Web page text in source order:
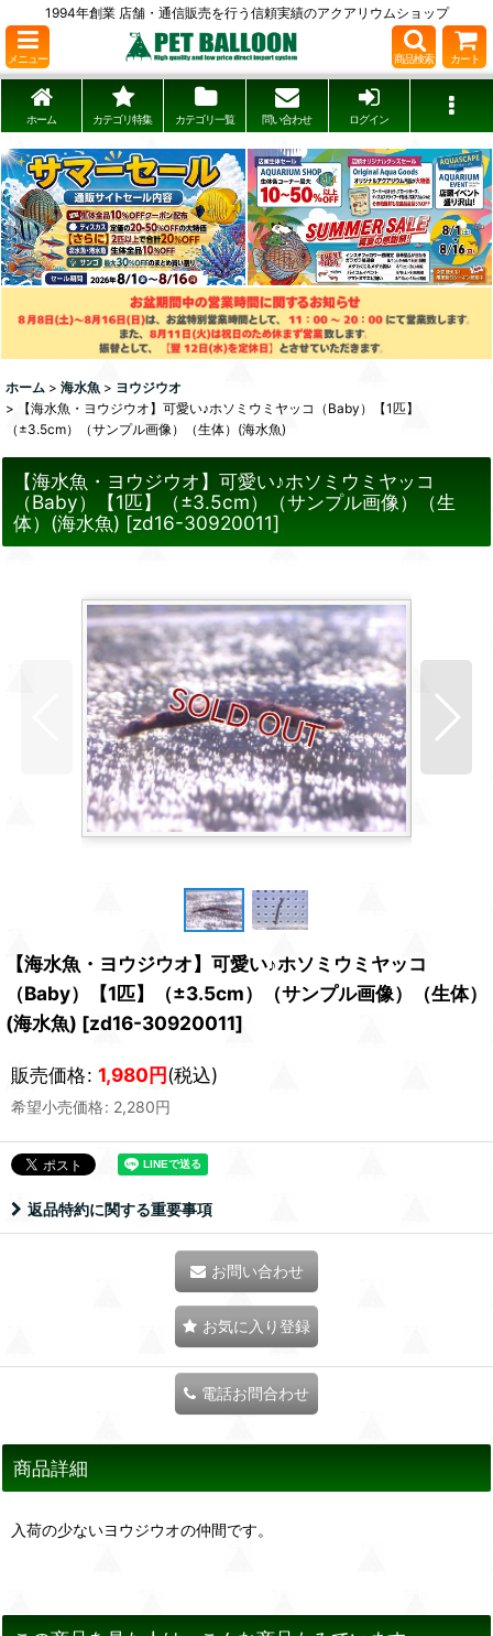
1994年創業 店舗・通信販売を行う信頼実績のアクアリウムショップ
メニュー 商品検索 カート
ホーム カテゴリ特集 カテゴリ一覧 問い合わせ ログイン
ホーム > 海水魚 > ヨウジウオ
>
【海水魚・ヨウジウオ】可愛い♪ホソミウミヤッコ（Baby）【1匹】
（±3.5cm）（サンプル画像）（生体）(海水魚)
【海水魚・ヨウジウオ】可愛い♪ホソミウミヤッコ
（Baby）【1匹】（±3.5cm）（サンプル画像）（生
体）(海水魚) [zd16-30920011]
【海水魚・ヨウジウオ】可愛い♪ホソミウミヤッコ
（Baby）【1匹】（±3.5cm）（サンプル画像）（生体）
(海水魚) [zd16-30920011]
販売価格: 1,980円(税込)
希望小売価格: 2,280円
返品特約に関する重要事項
お問い合わせ
お気に入り登録
電話お問合わせ
商品詳細
入荷の少ないヨウジウオの仲間です。